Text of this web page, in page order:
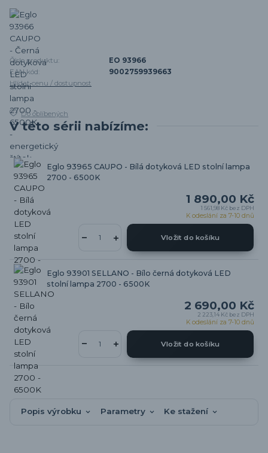
Číslo produktu:
EO 93966
EAN kód:
9002759939663
Hlídat cenu / dostupnost
Do oblíbených
V této sérii nabízíme:
Eglo 93965 CAUPO - Bílá dotyková LED stolní lampa
2700 - 6500K
1 890,00 Kč
1 561,98 Kč bez DPH
K odeslání za 7-10 dnů
Vložit do košíku
Eglo 93901 SELLANO - Bílo černá dotyková LED
stolní lampa 2700 - 6500K
2 690,00 Kč
2 223,14 Kč bez DPH
K odeslání za 7-10 dnů
Vložit do košíku
Popis výrobku Parametry Ke stažení